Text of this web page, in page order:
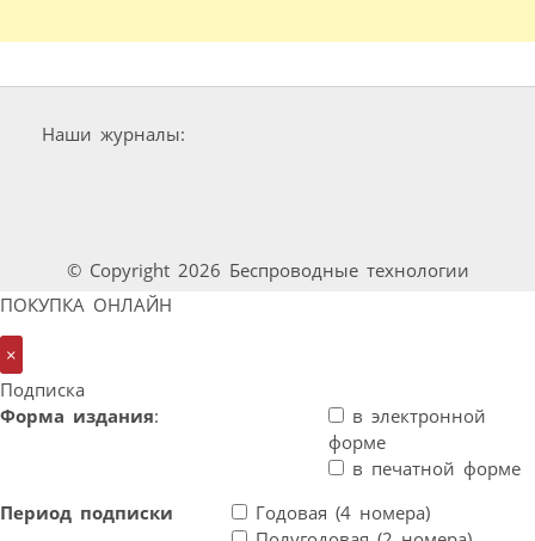
Наши журналы:
© Copyright 2026 Беспроводные технологии
ПОКУПКА ОНЛАЙН
×
Подписка
Форма издания:
в электронной
форме
в печатной форме
Период подписки
Годовая (4 номера)